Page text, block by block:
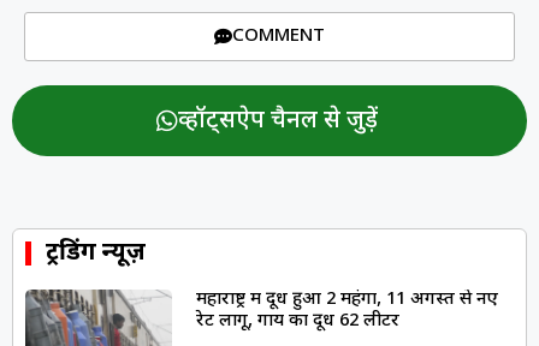
COMMENT
व्हॉट्सऐप चैनल से जुड़ें
ट्रेंडिंग न्यूज़
महाराष्ट्र में दूध हुआ ₹2 महंगा, 11 अगस्त से नए
रेट लागू, गाय का दूध ₹62 लीटर